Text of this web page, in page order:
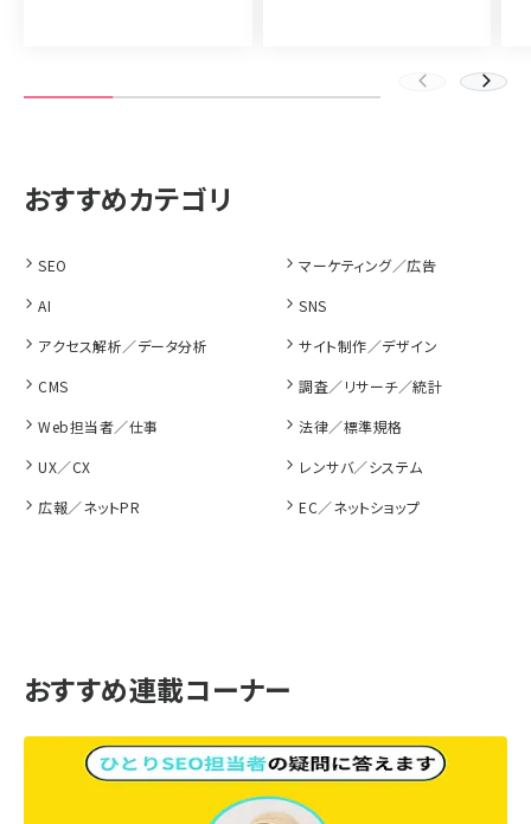
SEO
マーケティング／広告
AI
SNS
アクセス解析／データ分析
サイト制作／デザイン
CMS
調査／リサーチ／統計
Web担当者／仕事
法律／標準規格
UX／CX
レンサバ／システム
広報／ネットPR
EC／ネットショップ
おすすめ連載コーナー